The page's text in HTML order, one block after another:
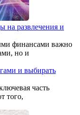
на развлечения и
финансами важно
но и
и выбирать
часть
того,